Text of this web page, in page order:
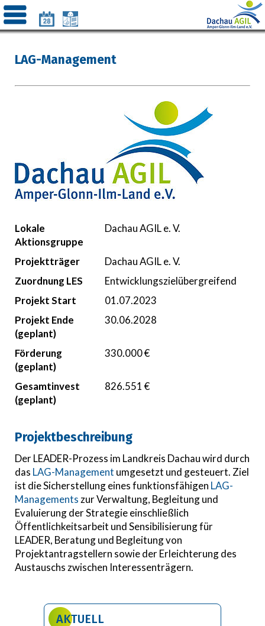
LAG-Management
Lokale
Aktionsgruppe
Dachau AGIL e. V.
Projektträger
Dachau AGIL e. V.
Zuordnung LES
Entwicklungszielübergreifend
Projekt Start
01.07.2023
Projekt Ende
(geplant)
30.06.2028
Förderung
(geplant)
330.000 €
Gesamtinvest
(geplant)
826.551 €
Projektbeschreibung
Der LEADER-Prozess im Landkreis Dachau wird durch
das LAG-Management umgesetzt und gesteuert. Ziel
ist die Sicherstellung eines funktionsfähigen LAG-
Managementszur Verwaltung, Begleitung und
Evaluierung der Strategie einschließlich
Öffentlichkeitsarbeit und Sensibilisierung für
LEADER, Beratung und Begleitung von
Projektantragstellern sowie der Erleichterung des
Austauschs zwischen Interessenträgern.
AKTUELL